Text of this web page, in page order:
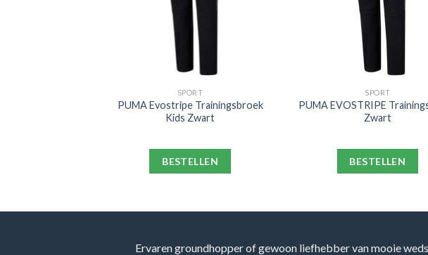
SPORT
PUMA Evostripe Trainingsbroek
Kids Zwart
BESTELLEN
SPORT
PUMA EVOSTRIPE
Zwart
BESTELLEN
Ervaren groundhopper of gewoon liefhebber van mooie